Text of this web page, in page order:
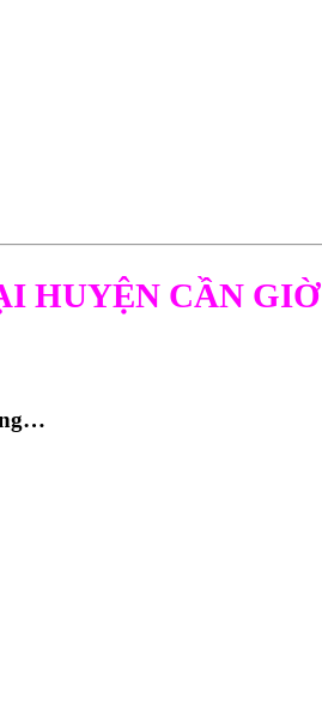
HUYỆN CẦN GIỜ